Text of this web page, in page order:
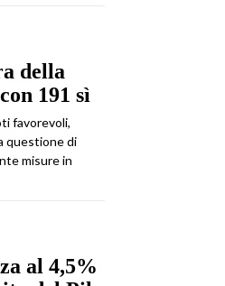
della
191 sì
favorevoli,
questione di
misure in
al 4,5%